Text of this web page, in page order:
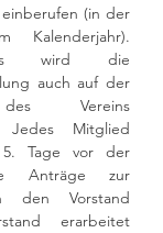
(in der
Kalenderjahr).
wird die
auch auf der
Vereins
Jedes Mitglied
Tage vor der
Anträge zur
den Vorstand
erarbeitet